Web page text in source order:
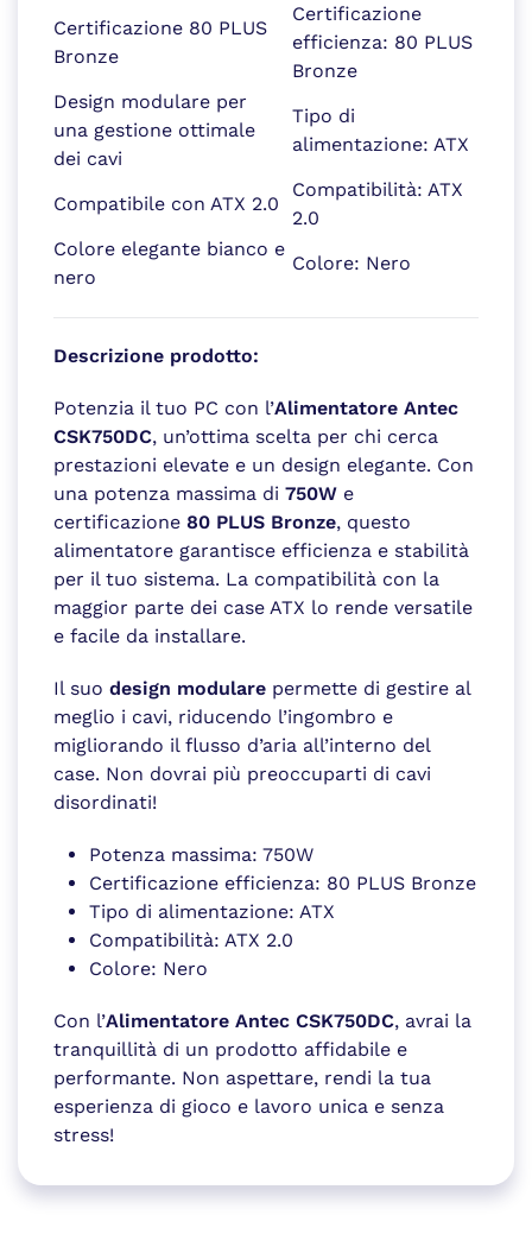
Certificazione 80 PLUS
Bronze
Certificazione
efficienza: 80 PLUS
Bronze
Design modulare per
una gestione ottimale
dei cavi
Tipo di
alimentazione: ATX
Compatibile con ATX 2.0
Compatibilità: ATX
2.0
Colore elegante bianco e
nero
Colore: Nero
Descrizione prodotto:
Potenzia il tuo PC con l’Alimentatore Antec
CSK750DC, un’ottima scelta per chi cerca
prestazioni elevate e un design elegante. Con
una potenza massima di 750W e
certificazione 80 PLUS Bronze, questo
alimentatore garantisce efficienza e stabilità
per il tuo sistema. La compatibilità con la
maggior parte dei case ATX lo rende versatile
e facile da installare.
Il suo design modulare permette di gestire al
meglio i cavi, riducendo l’ingombro e
migliorando il flusso d’aria all’interno del
case. Non dovrai più preoccuparti di cavi
disordinati!
Potenza massima: 750W
Certificazione efficienza: 80 PLUS Bronze
Tipo di alimentazione: ATX
Compatibilità: ATX 2.0
Colore: Nero
Con l’Alimentatore Antec CSK750DC, avrai la
tranquillità di un prodotto affidabile e
performante. Non aspettare, rendi la tua
esperienza di gioco e lavoro unica e senza
stress!